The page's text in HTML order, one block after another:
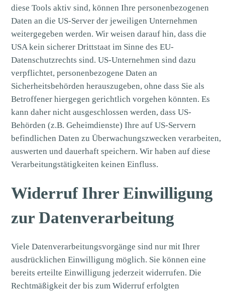
diese Tools aktiv sind, können Ihre personenbezogenen
Daten an die US-Server der jeweiligen Unternehmen
weitergegeben werden. Wir weisen darauf hin, dass die
USA kein sicherer Drittstaat im Sinne des EU-
Datenschutzrechts sind. US-Unternehmen sind dazu
verpflichtet, personenbezogene Daten an
Sicherheitsbehörden herauszugeben, ohne dass Sie als
Betroffener hiergegen gerichtlich vorgehen könnten. Es
kann daher nicht ausgeschlossen werden, dass US-
Behörden (z.B. Geheimdienste) Ihre auf US-Servern
befindlichen Daten zu Überwachungszwecken verarbeiten,
auswerten und dauerhaft speichern. Wir haben auf diese
Verarbeitungstätigkeiten keinen Einfluss.
Widerruf Ihrer Einwilligung
zur Datenverarbeitung
Viele Datenverarbeitungsvorgänge sind nur mit Ihrer
ausdrücklichen Einwilligung möglich. Sie können eine
bereits erteilte Einwilligung jederzeit widerrufen. Die
Rechtmäßigkeit der bis zum Widerruf erfolgten